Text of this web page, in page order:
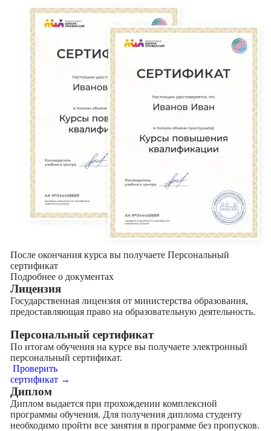
После окончания курса вы получаете Персональный
сертификат
Подробнее о документах
Лицензия
Государственная лицензия от министерства образования,
предоставляющая право на образовательную деятельность.
Персональный сертификат
По итогам обучения на курсе вы получаете электронный
персональный сертификат.
Проверить
сертификат →
Диплом
Диплом выдается при прохождении комплексной
программы обучения. Для получения диплома студенту
необходимо пройти все занятия в программе без пропусков.